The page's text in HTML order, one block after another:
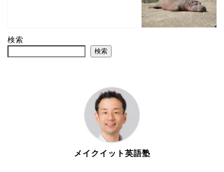
検索
検索
メイクイット英語塾